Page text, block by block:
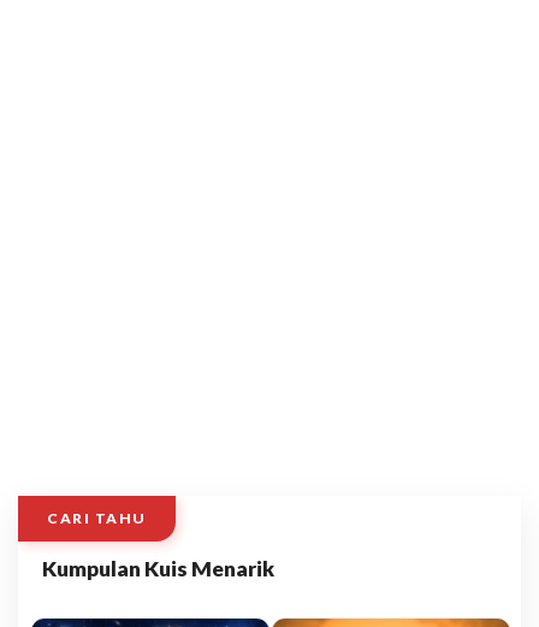
CARI TAHU
Kumpulan Kuis Menarik